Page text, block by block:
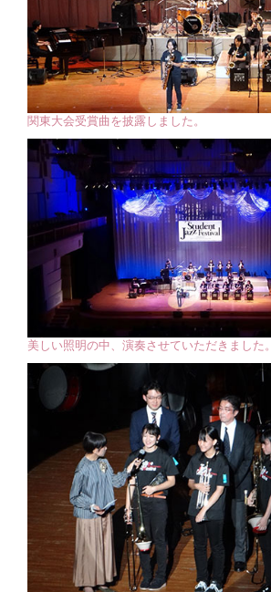
関東大会受賞曲を披露しました。
美しい照明の中、演奏させていただきました。